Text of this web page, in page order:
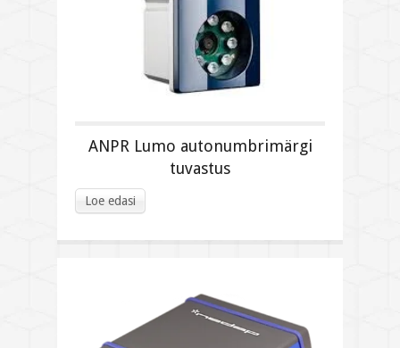
ANPR Lumo autonumbrimärgi
tuvastus
Loe edasi